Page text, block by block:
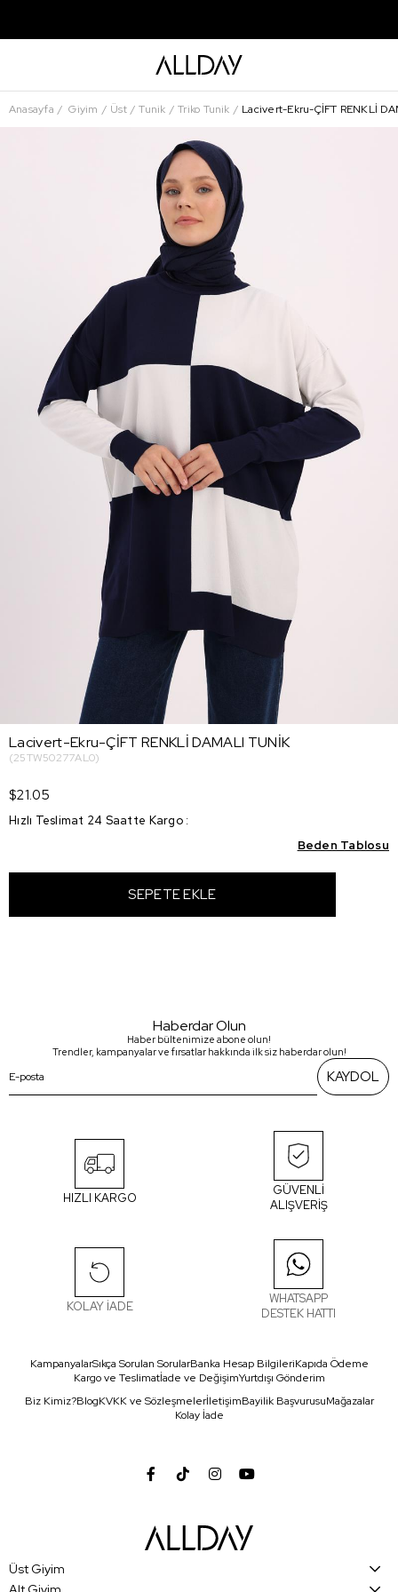
Anasayfa Giyim Üst Tunik Triko Tunik Lacivert-Ekru-ÇİFT RENKLİ
Lacivert-Ekru-ÇİFT RENKLİ DAMALI TUNİK
(25TW50277AL0)
$21.05
Hızlı Teslimat 24 Saatte Kargo :
Beden Tablosu
Haberdar Olun
Haber bültenimize abone olun!
Trendler, kampanyalar ve fırsatlar hakkında ilk siz haberdar olun!
KAYDOL
HIZLI KARGO
GÜVENLİ
ALIŞVERİŞ
KOLAY İADE
WHATSAPP
DESTEK HATTI
KampanyalarSıkça Sorulan SorularBanka Hesap BilgileriKapıda Ödeme
Kargo ve Teslimatİade ve DeğişimYurtdışı Gönderim
Biz Kimiz?BlogKVKK ve SözleşmelerİletişimBayilik BaşvurusuMağazalar
Kolay İade
Üst Giyim